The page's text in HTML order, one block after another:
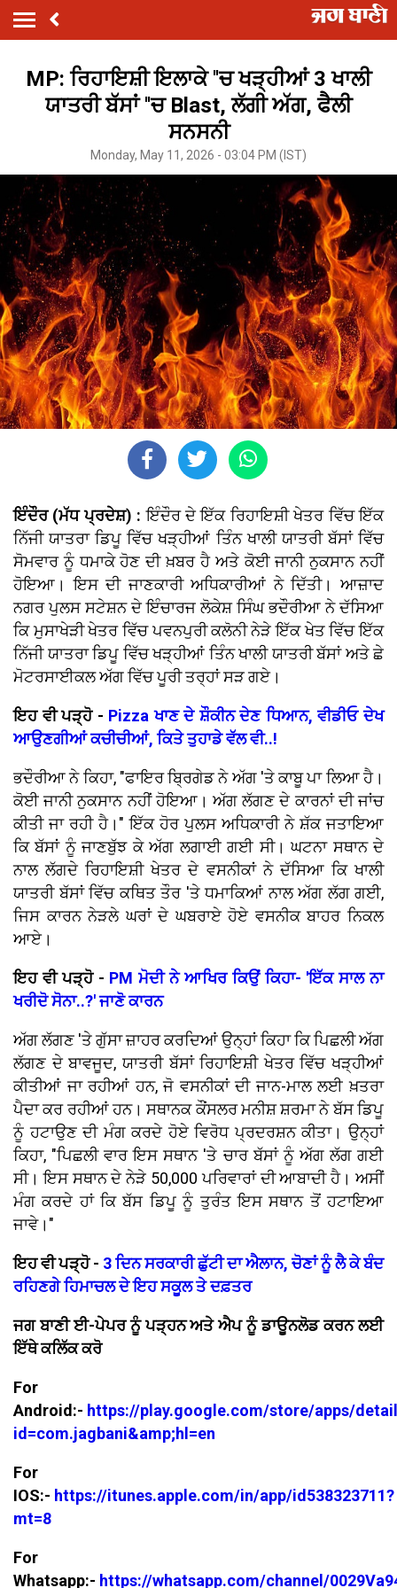
MP: ਰਿਹਾਇਸ਼ੀ ਇਲਾਕੇ ''ਚ ਖੜ੍ਹੀਆਂ 3 ਖਾਲੀ
ਯਾਤਰੀ ਬੱਸਾਂ ''ਚ Blast, ਲੱਗੀ ਅੱਗ, ਫੈਲੀ
ਸਨਸਨੀ
Monday, May 11, 2026 - 03:04 PM (IST)
ਇੰਦੌਰ (ਮੱਧ ਪ੍ਰਦੇਸ਼) :ਇੰਦੌਰ ਦੇ ਇੱਕ ਰਿਹਾਇਸ਼ੀ ਖੇਤਰ ਵਿੱਚ ਇੱਕ
ਨਿੱਜੀ ਯਾਤਰਾ ਡਿਪੂ ਵਿੱਚ ਖੜ੍ਹੀਆਂ ਤਿੰਨ ਖਾਲੀ ਯਾਤਰੀ ਬੱਸਾਂ ਵਿੱਚ
ਸੋਮਵਾਰ ਨੂੰ ਧਮਾਕੇ ਹੋਣ ਦੀ ਖ਼ਬਰ ਹੈ ਅਤੇ ਕੋਈ ਜਾਨੀ ਨੁਕਸਾਨ ਨਹੀਂ
ਹੋਇਆ। ਇਸ ਦੀ ਜਾਣਕਾਰੀ ਅਧਿਕਾਰੀਆਂ ਨੇ ਦਿੱਤੀ। ਆਜ਼ਾਦ
ਨਗਰ ਪੁਲਸ ਸਟੇਸ਼ਨ ਦੇ ਇੰਚਾਰਜ ਲੋਕੇਸ਼ ਸਿੰਘ ਭਦੌਰੀਆ ਨੇ ਦੱਸਿਆ
ਕਿ ਮੁਸਾਖੇੜੀ ਖੇਤਰ ਵਿੱਚ ਪਵਨਪੁਰੀ ਕਲੋਨੀ ਨੇੜੇ ਇੱਕ ਖੇਤ ਵਿੱਚ ਇੱਕ
ਨਿੱਜੀ ਯਾਤਰਾ ਡਿਪੂ ਵਿੱਚ ਖੜ੍ਹੀਆਂ ਤਿੰਨ ਖਾਲੀ ਯਾਤਰੀ ਬੱਸਾਂ ਅਤੇ ਛੇ
ਮੋਟਰਸਾਈਕਲ ਅੱਗ ਵਿੱਚ ਪੂਰੀ ਤਰ੍ਹਾਂ ਸੜ ਗਏ।
ਇਹ ਵੀ ਪੜ੍ਹੋ - Pizza ਖਾਣ ਦੇ ਸ਼ੌਕੀਨ ਦੇਣ ਧਿਆਨ, ਵੀਡੀਓ ਦੇਖ
ਆਉਣਗੀਆਂ ਕਚੀਚੀਆਂ, ਕਿਤੇ ਤੁਹਾਡੇ ਵੱਲ ਵੀ..!
ਭਦੌਰੀਆ ਨੇ ਕਿਹਾ, "ਫਾਇਰ ਬ੍ਰਿਗੇਡ ਨੇ ਅੱਗ 'ਤੇ ਕਾਬੂ ਪਾ ਲਿਆ ਹੈ।
ਕੋਈ ਜਾਨੀ ਨੁਕਸਾਨ ਨਹੀਂ ਹੋਇਆ। ਅੱਗ ਲੱਗਣ ਦੇ ਕਾਰਨਾਂ ਦੀ ਜਾਂਚ
ਕੀਤੀ ਜਾ ਰਹੀ ਹੈ।" ਇੱਕ ਹੋਰ ਪੁਲਸ ਅਧਿਕਾਰੀ ਨੇ ਸ਼ੱਕ ਜਤਾਇਆ
ਕਿ ਬੱਸਾਂ ਨੂੰ ਜਾਣਬੁੱਝ ਕੇ ਅੱਗ ਲਗਾਈ ਗਈ ਸੀ। ਘਟਨਾ ਸਥਾਨ ਦੇ
ਨਾਲ ਲੱਗਦੇ ਰਿਹਾਇਸ਼ੀ ਖੇਤਰ ਦੇ ਵਸਨੀਕਾਂ ਨੇ ਦੱਸਿਆ ਕਿ ਖਾਲੀ
ਯਾਤਰੀ ਬੱਸਾਂ ਵਿੱਚ ਕਥਿਤ ਤੌਰ 'ਤੇ ਧਮਾਕਿਆਂ ਨਾਲ ਅੱਗ ਲੱਗ ਗਈ,
ਜਿਸ ਕਾਰਨ ਨੇੜਲੇ ਘਰਾਂ ਦੇ ਘਬਰਾਏ ਹੋਏ ਵਸਨੀਕ ਬਾਹਰ ਨਿਕਲ
ਆਏ।
ਇਹ ਵੀ ਪੜ੍ਹੋ - PM ਮੋਦੀ ਨੇ ਆਖਿਰ ਕਿਉਂ ਕਿਹਾ- 'ਇੱਕ ਸਾਲ ਨਾ
ਖਰੀਦੋ ਸੋਨਾ..?' ਜਾਣੋ ਕਾਰਨ
ਅੱਗ ਲੱਗਣ 'ਤੇ ਗੁੱਸਾ ਜ਼ਾਹਰ ਕਰਦਿਆਂ ਉਨ੍ਹਾਂ ਕਿਹਾ ਕਿ ਪਿਛਲੀ ਅੱਗ
ਲੱਗਣ ਦੇ ਬਾਵਜੂਦ, ਯਾਤਰੀ ਬੱਸਾਂ ਰਿਹਾਇਸ਼ੀ ਖੇਤਰ ਵਿੱਚ ਖੜ੍ਹੀਆਂ
ਕੀਤੀਆਂ ਜਾ ਰਹੀਆਂ ਹਨ, ਜੋ ਵਸਨੀਕਾਂ ਦੀ ਜਾਨ-ਮਾਲ ਲਈ ਖ਼ਤਰਾ
ਪੈਦਾ ਕਰ ਰਹੀਆਂ ਹਨ। ਸਥਾਨਕ ਕੌਂਸਲਰ ਮਨੀਸ਼ ਸ਼ਰਮਾ ਨੇ ਬੱਸ ਡਿਪੂ
ਨੂੰ ਹਟਾਉਣ ਦੀ ਮੰਗ ਕਰਦੇ ਹੋਏ ਵਿਰੋਧ ਪ੍ਰਦਰਸ਼ਨ ਕੀਤਾ। ਉਨ੍ਹਾਂ
ਕਿਹਾ, "ਪਿਛਲੀ ਵਾਰ ਇਸ ਸਥਾਨ 'ਤੇ ਚਾਰ ਬੱਸਾਂ ਨੂੰ ਅੱਗ ਲੱਗ ਗਈ
ਸੀ। ਇਸ ਸਥਾਨ ਦੇ ਨੇੜੇ 50,000 ਪਰਿਵਾਰਾਂ ਦੀ ਆਬਾਦੀ ਹੈ। ਅਸੀਂ
ਮੰਗ ਕਰਦੇ ਹਾਂ ਕਿ ਬੱਸ ਡਿਪੂ ਨੂੰ ਤੁਰੰਤ ਇਸ ਸਥਾਨ ਤੋਂ ਹਟਾਇਆ
ਜਾਵੇ।"
ਇਹ ਵੀ ਪੜ੍ਹੋ - 3 ਦਿਨ ਸਰਕਾਰੀ ਛੁੱਟੀ ਦਾ ਐਲਾਨ, ਚੋਣਾਂ ਨੂੰ ਲੈ ਕੇ ਬੰਦ
ਰਹਿਣਗੇ ਹਿਮਾਚਲ ਦੇ ਇਹ ਸਕੂਲ ਤੇ ਦਫ਼ਤਰ
ਜਗ ਬਾਣੀ ਈ-ਪੇਪਰ ਨੂੰ ਪੜ੍ਹਨ ਅਤੇ ਐਪ ਨੂੰ ਡਾਊਨਲੋਡ ਕਰਨ ਲਈ
ਇੱਥੇ ਕਲਿੱਕ ਕਰੋ
For
Android:- https://play.google.com/store/apps/
id=com.jagbani&amp;hl=en
For
IOS:- https://itunes.apple.com/in/app/id538323711?
mt=8
For
Whatsapp:- https://whatsapp.com/channel/